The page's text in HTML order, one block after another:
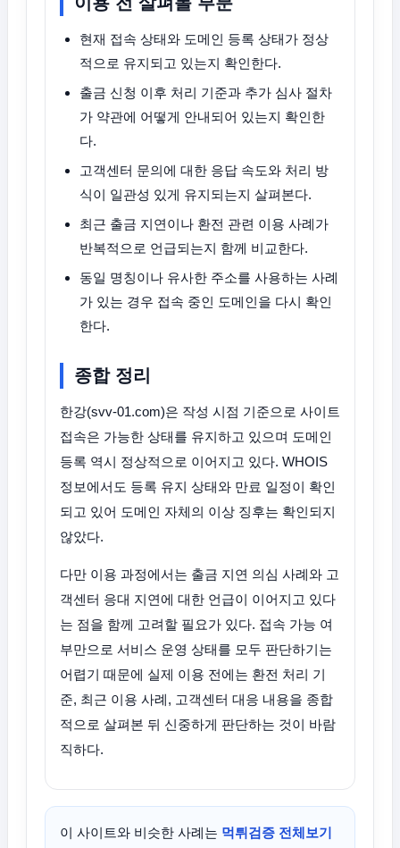
현재 접속 상태와 도메인 등록 상태가 정상
적으로 유지되고 있는지 확인한다.
출금 신청 이후 처리 기준과 추가 심사 절차
가 약관에 어떻게 안내되어 있는지 확인한
다.
고객센터 문의에 대한 응답 속도와 처리 방
식이 일관성 있게 유지되는지 살펴본다.
최근 출금 지연이나 환전 관련 이용 사례가
반복적으로 언급되는지 함께 비교한다.
동일 명칭이나 유사한 주소를 사용하는 사례
가 있는 경우 접속 중인 도메인을 다시 확인
한다.
종합 정리
한강(svv-01.com)은 작성 시점 기준으로 사이트
접속은 가능한 상태를 유지하고 있으며 도메인
등록 역시 정상적으로 이어지고 있다. WHOIS
정보에서도 등록 유지 상태와 만료 일정이 확인
되고 있어 도메인 자체의 이상 징후는 확인되지
않았다.
다만 이용 과정에서는 출금 지연 의심 사례와 고
객센터 응대 지연에 대한 언급이 이어지고 있다
는 점을 함께 고려할 필요가 있다. 접속 가능 여
부만으로 서비스 운영 상태를 모두 판단하기는
어렵기 때문에 실제 이용 전에는 환전 처리 기
준, 최근 이용 사례, 고객센터 대응 내용을 종합
적으로 살펴본 뒤 신중하게 판단하는 것이 바람
직하다.
이 사이트와 비슷한 사례는 먹튀검증 전체보기